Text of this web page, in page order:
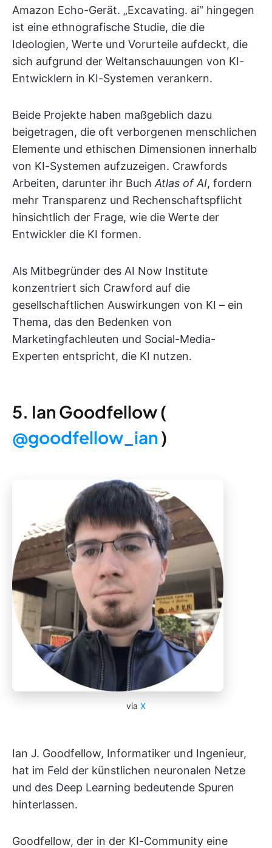
Amazon Echo-Gerät. „Excavating. ai“ hingegen
ist eine ethnografische Studie, die die
Ideologien, Werte und Vorurteile aufdeckt, die
sich aufgrund der Weltanschauungen von KI-
Entwicklern in KI-Systemen verankern.
Beide Projekte haben maßgeblich dazu
beigetragen, die oft verborgenen menschlichen
Elemente und ethischen Dimensionen innerhalb
von KI-Systemen aufzuzeigen. Crawfords
Arbeiten, darunter ihr Buch Atlas of AI, fordern
mehr Transparenz und Rechenschaftspflicht
hinsichtlich der Frage, wie die Werte der
Entwickler die KI formen.
Als Mitbegründer des AI Now Institute
konzentriert sich Crawford auf die
gesellschaftlichen Auswirkungen von KI – ein
Thema, das den Bedenken von
Marketingfachleuten und Social-Media-
Experten entspricht, die KI nutzen.
5. Ian Goodfellow (
@goodfellow_ian )
via X
Ian J. Goodfellow, Informatiker und Ingenieur,
hat im Feld der künstlichen neuronalen Netze
und des Deep Learning bedeutende Spuren
hinterlassen.
Goodfellow, der in der KI-Community eine